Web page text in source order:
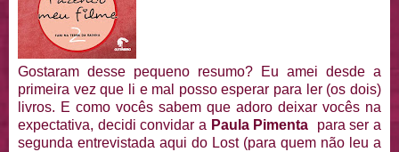
Gostaram desse pequeno resumo? Eu amei desde a
primeira vez que li e mal posso esperar para ler (os dois)
livros. E como vocês sabem que adoro deixar vocês na
expectativa, decidi convidar a Paula Pimenta para ser a
segunda entrevistada aqui do Lost (para quem não leu a